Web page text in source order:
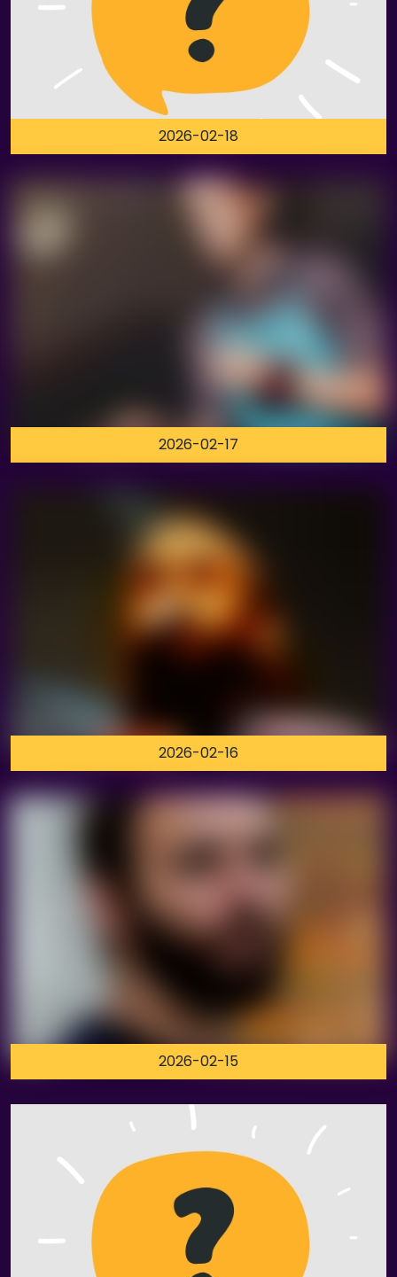
2026-02-18
2026-02-17
2026-02-16
2026-02-15